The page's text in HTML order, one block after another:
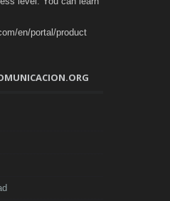
en/portal/product